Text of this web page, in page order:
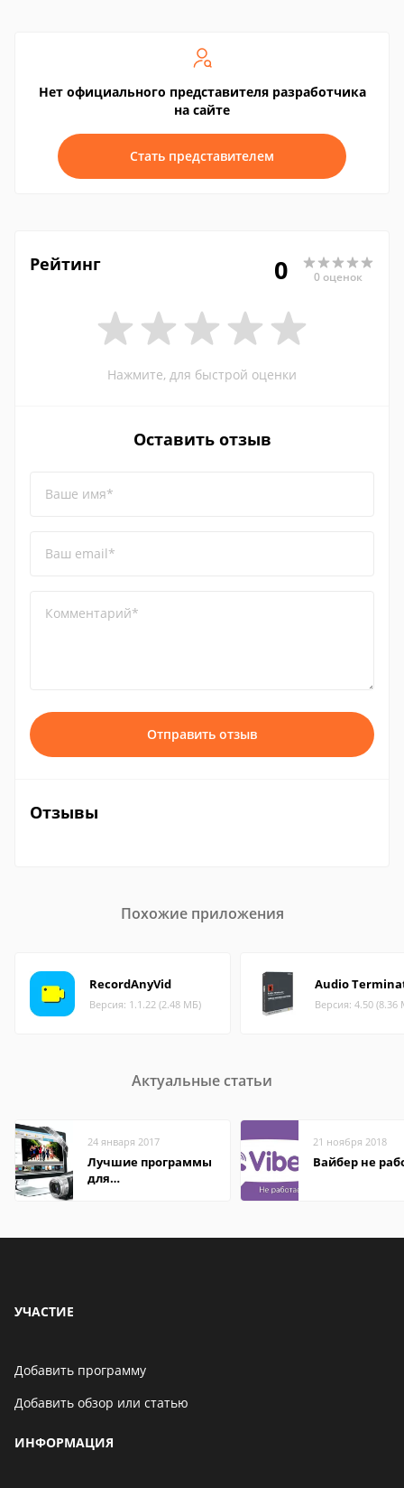
Нет официального представителя разработчика
на сайте
Стать представителем
Рейтинг 0 0 оценок
Нажмите, для быстрой оценки
Оставить отзыв
Ваше имя*
Ваш email*
Комментарий*
Отправить отзыв
Отзывы
Похожие приложения
RecordAnyVid
Версия: 1.1.22 (2.48 МБ)
Audio
Версия: 4.50 (8.36
Актуальные статьи
24 января 2017
Лучшие программы
для
21 ноября 2018
Вайбер не
УЧАСТИЕ
Добавить программу
Добавить обзор или статью
ИНФОРМАЦИЯ